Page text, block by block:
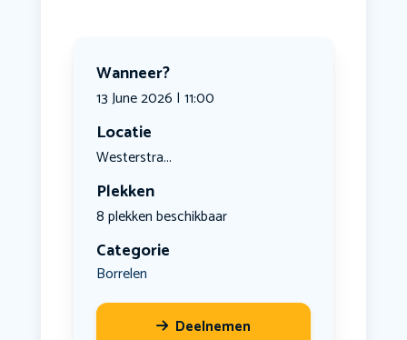
Wanneer?
13 June 2026 | 11:00
Locatie
Westerstra...
Plekken
8 plekken beschikbaar
Categorie
Borrelen
Deelnemen